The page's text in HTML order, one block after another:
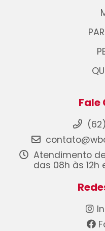
Fale
Atendimento
das 08h às 12h